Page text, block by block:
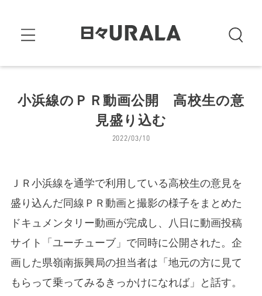
小浜線のＰＲ動画公開 高校生の意
見盛り込む
2022/03/10
ＪＲ小浜線を通学で利用している高校生の意見を
盛り込んだ同線ＰＲ動画と撮影の様子をまとめた
ドキュメンタリー動画が完成し、八日に動画投稿
サイト「ユーチューブ」で同時に公開された。企
画した県嶺南振興局の担当者は「地元の方に見て
もらって乗ってみるきっかけになれば」と話す。